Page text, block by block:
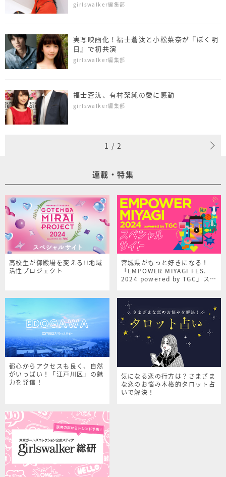
girlswalker編集部
実写映画化！福士蒼汰と小松菜奈が『ぼく明
日』で初共演
girlswalker編集部
福士蒼汰、有村架純の愛に感動
girlswalker編集部
1 / 2
連載・特集
高校生が御殿場を変える!!地域
活性プロジェクト
宮城県がもっと好きになる！
「EMPOWER MIYAGI FES.
2024 powered by TGC」スペ
都心からアクセスも良く、自然
がいっぱい！「江戸川区」の魅
力を発信！
気になる恋の行方は？さまざま
な恋のお悩み本格的タロット占
いで解決！